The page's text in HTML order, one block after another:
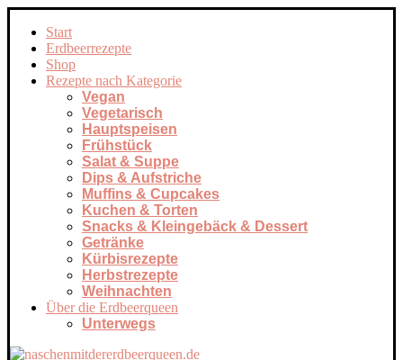
Start
Erdbeerrezepte
Shop
Rezepte nach Kategorie
Vegan
Vegetarisch
Hauptspeisen
Frühstück
Salat & Suppe
Dips & Aufstriche
Muffins & Cupcakes
Kuchen & Torten
Snacks & Kleingebäck & Dessert
Getränke
Kürbisrezepte
Herbstrezepte
Weihnachten
Über die Erdbeerqueen
Unterwegs